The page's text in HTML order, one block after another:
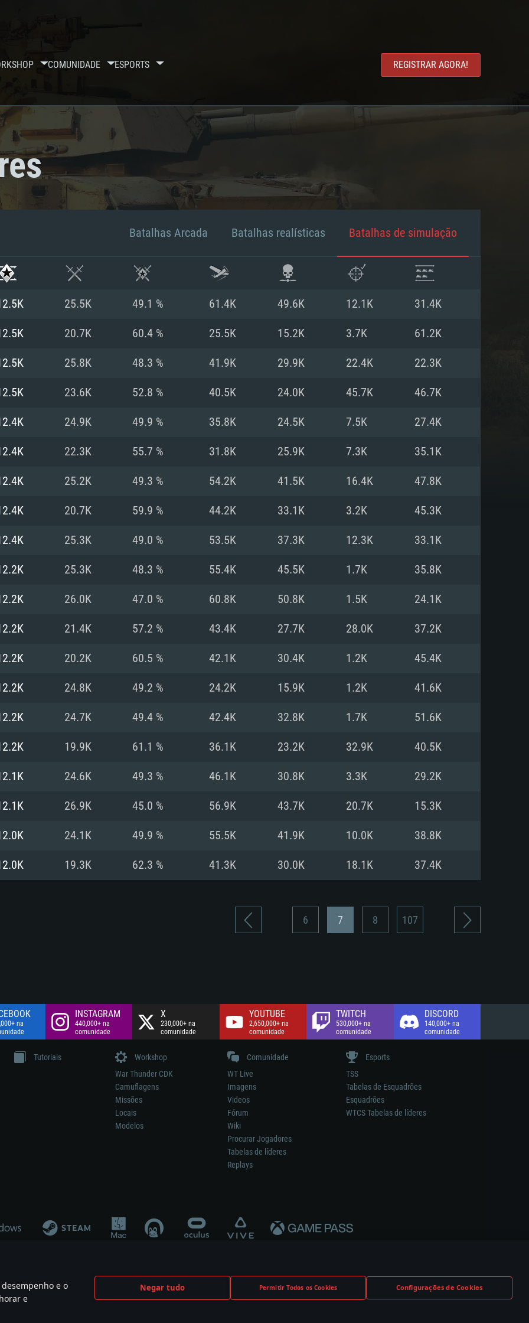
e o
e
Negar tudo Permitir Todos os Cookies Configurações de Cookies
COMUNIDADE ESPORTS REGISTRAR AGORA!
DE SISTEMA
Resolução
Recomendado
superior
Memória: 16 GB ou mais
Placa Gráfica: Placa com DirectX 11 ou superior;
Nvidia GeForce 1060 ou superior, Radeon RX 570
(Intel Xeon
Metal.
Recomendado
mais recente
Processador: Core i7 (Intel Xeon não suportado)
Memória: 8 GB
Placa Gráfica: Radeon Vega II ou superior com
suporte Metal.
Network: Internet de banda larga.
Disco: 60,2 GB
drivers mais
equivalentes
mínima
Recomendado
recentes (não mais de 6 meses) / equivalentes
AMD (Radeon RX 570) com os drivers mais
Vulkan.
Network: Internet de banda larga.
Disco: 60,2 GB
Batalhas Arcada Batalhas realísticas Batalhas de simulação
25.5K 49.1 % 61.4K 49.6K 12.1K 31.4K
20.7K 60.4 % 25.5K 15.2K 3.7K 61.2K
25.8K 48.3 % 41.9K 29.9K 22.4K 22.3K
23.6K 52.8 % 40.5K 24.0K 45.7K 46.7K
24.9K 49.9 % 35.8K 24.5K 7.5K 27.4K
22.3K 55.7 % 31.8K 25.9K 7.3K 35.1K
25.2K 49.3 % 54.2K 41.5K 16.4K 47.8K
20.7K 59.9 % 44.2K 33.1K 3.2K 45.3K
25.3K 49.0 % 53.5K 37.3K 12.3K 33.1K
25.3K 48.3 % 55.4K 45.5K 1.7K 35.8K
26.0K 47.0 % 60.8K 50.8K 1.5K 24.1K
21.4K 57.2 % 43.4K 27.7K 28.0K 37.2K
20.2K 60.5 % 42.1K 30.4K 1.2K 45.4K
24.8K 49.2 % 24.2K 15.9K 1.2K 41.6K
24.7K 49.4 % 42.4K 32.8K 1.7K 51.6K
19.9K 61.1 % 36.1K 23.2K 32.9K 40.5K
24.6K 49.3 % 46.1K 30.8K 3.3K 29.2K
26.9K 45.0 % 56.9K 43.7K 20.7K 15.3K
24.1K 49.9 % 55.5K 41.9K 10.0K 38.8K
19.3K 62.3 % 41.3K 30.0K 18.1K 37.4K
6 7 8 107
na
INSTAGRAM
440,000+ na
comunidade
X
230,000+ na
comunidade
YOUTUBE
2,650,000+ na
comunidade
TWITCH
530,000+ na
comunidade
DISCORD
140,000+ na
comunidade
Tutoriais
Workshop
War Thunder CDK
Camuflagens
Missões
Locais
Modelos
Comunidade
WT Live
Imagens
Videos
Fórum
Wiki
Procurar Jogadores
Tabelas de líderes
Replays
Esports
TSS
Tabelas de Esquadrões
Esquadrões
WTCS Tabelas de líderes
significa participação no desenvolvimento, patrocínio ou aval do respetivo construtor.
are the property of their respective owners.